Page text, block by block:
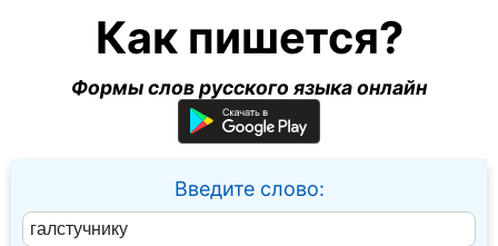
Как пишется?
Формы слов русского языка онлайн
Введите слово: